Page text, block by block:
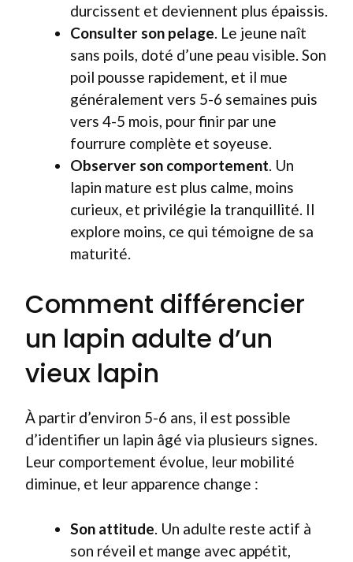
durcissent et deviennent plus épaissis.
Consulter son pelage . Le jeune naît
sans poils, doté d’une peau visible. Son
poil pousse rapidement, et il mue
généralement vers 5-6 semaines puis
vers 4-5 mois, pour finir par une
fourrure complète et soyeuse.
Observer son comportement . Un
lapin mature est plus calme, moins
curieux, et privilégie la tranquillité. Il
explore moins, ce qui témoigne de sa
maturité.
Comment différencier
un lapin adulte d’un
vieux lapin
À partir d’environ 5-6 ans, il est possible
d’identifier un lapin âgé via plusieurs signes.
Leur comportement évolue, leur mobilité
diminue, et leur apparence change :
Son attitude . Un adulte reste actif à
son réveil et mange avec appétit,